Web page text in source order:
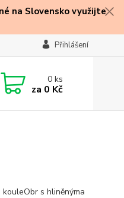
na Slovensko využijte
Přihlášení
0ks
za 0 Kč
s hliněnýma